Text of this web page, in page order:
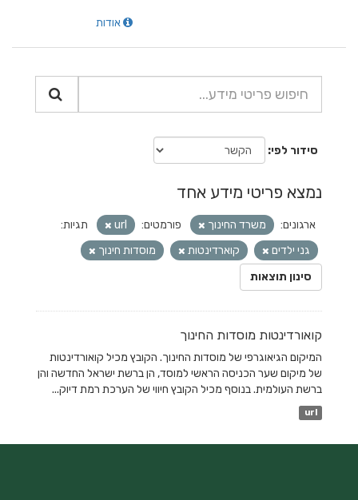
אודות
סידור לפי
נמצא פריטי מידע אחד
ארגונים: משרד החינוך פורמטים: url
תגיות:
גני ילדים
קוארדינטות
מוסדות חינוך
סינון תוצאות
קואורדינטות מוסדות החינוך
המיקום הגיאוגרפי של מוסדות החינוך. הקובץ מכיל קואורדינטות
של מיקום שער הכניסה הראשי למוסד, הן ברשת ישראל החדשה והן
ברשת העולמית. בנוסף מכיל הקובץ חיווי של הערכת רמת דיוק...
url